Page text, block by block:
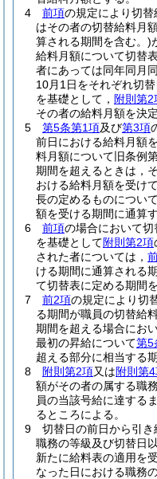
4
前項の規定により切
はその者の切替給料月
算される期間を含む。)
給料月額について切替
者にあっては同年同月
10月1日をそれぞれ切
を基礎として， 附則第2
その者の給料月額を決
5
第5条第1項及び第3項
前日における給料月額
料月額について旧条例
期間を超えるときは，
おける給料月額を受け
長の定めるものについ
額を受ける期間に通算す
6
前項の場合において
を基礎として附則第2項
された者については，
ける期間に通算される
て切替表に定める期間
7
前2項の規定により切
る期間が職員の切替給
期間を超える場合にお
最初の昇給について第5
超える部分に相当する
8
附則第2項又は附則第
額がその者の属する職
員の当該号給に達する
るところによる。
9
切替日の前日から引
職務の等級及び切替日
新たに給料表の適用を
なった日における職務